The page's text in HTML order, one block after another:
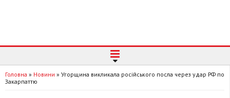
Головна » Новини » Угорщина викликала російського посла через удар РФ по
Закарпаттю